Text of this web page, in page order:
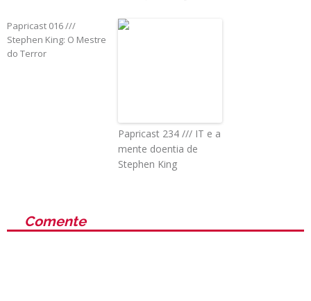
Papricast 016 ///
Stephen King: O Mestre
do Terror
Papricast 234 /// IT e a
mente doentia de
Stephen King
Comente